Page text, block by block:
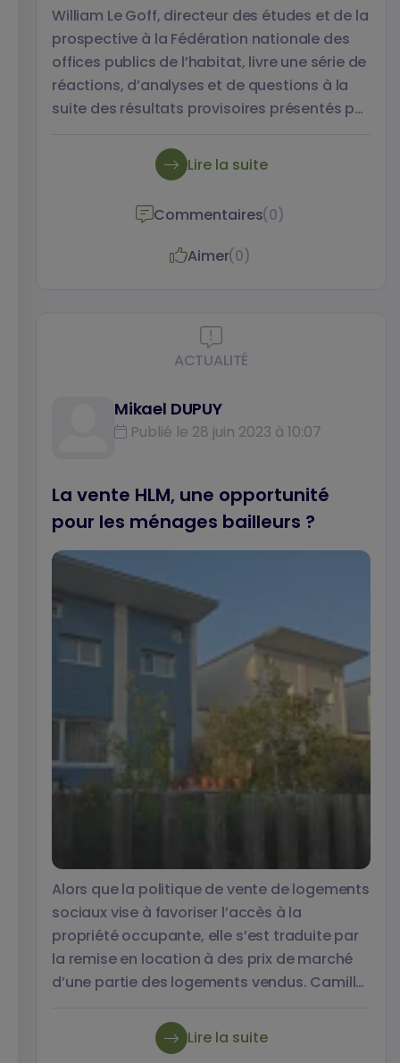
William Le Goff, directeur des études et de la
prospective à la Fédération nationale des
offices publics de l’habitat, livre une série de
réactions, d’analyses et de questions à la
suite des résultats provisoires présentés par
recherche lors du séminaire du 20 juin 2022.
Lire la suite
Commentaires(0)
Aimer(0)
ACTUALITÉ
Mikael DUPUY
Publié le 28 juin 2023 à 10:07
La vente HLM, une opportunité
pour les ménages bailleurs ?
Alors que la politique de vente de logements
sociaux vise à favoriser l’accès à la
propriété occupante, elle s’est traduite par
la remise en location à des prix de marché
d’une partie des logements vendus. Camille
analysent cet effet paradoxal créant une
niche immobilière pour les ménages
Lire la suite